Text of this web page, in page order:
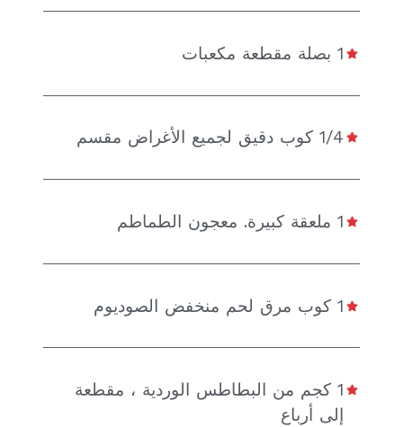
1 بصلة مقطعة مكعبات
1/4 كوب دقيق لجميع الأغراض مقسم
1 ملعقة كبيرة. معجون الطماطم
1 كوب مرق لحم منخفض الصوديوم
1 كجم من البطاطس الوردية ، مقطعة
إلى أرباع